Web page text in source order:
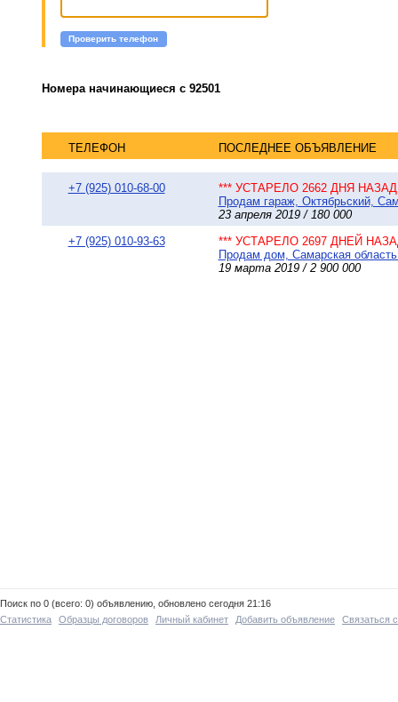
Проверить телефон
Номера начинающиеся с 92501
ТЕЛЕФОН ПОСЛЕДНЕЕ ОБЪЯВЛЕНИЕ
+7 (925) 010-68-00
*** УСТАРЕЛО 2662 ДНЯ НАЗАД
Продам гараж, Октябрьский,
23 апреля 2019 / 180 000
+7 (925) 010-93-63
*** УСТАРЕЛО 2697 ДНЕЙ
Продам дом, Самарская
19 марта 2019 / 2 900 000
Поиск по 0 (всего: 0) объявлению, обновлено сегодня 21:16
Статистика
Образцы договоров Личный кабинет Добавить объявление Связаться